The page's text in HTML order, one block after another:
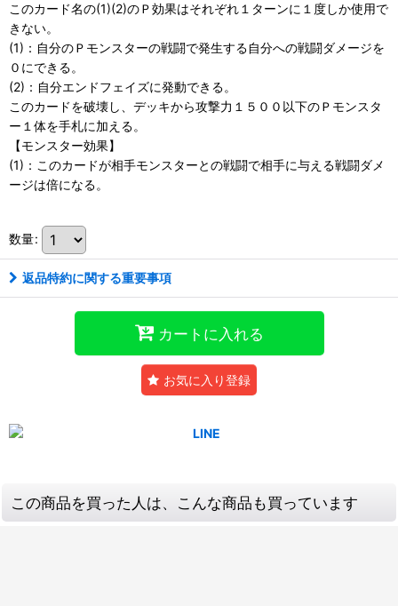
このカード名の(1)(2)のＰ効果はそれぞれ１ターンに１度しか使用で
きない。
(1)：自分のＰモンスターの戦闘で発生する自分への戦闘ダメージを
０にできる。
(2)：自分エンドフェイズに発動できる。
このカードを破壊し、デッキから攻撃力１５００以下のＰモンスタ
ー１体を手札に加える。
【モンスター効果】
(1)：このカードが相手モンスターとの戦闘で相手に与える戦闘ダメ
ージは倍になる。
数量:
返品特約に関する重要事項
カートに入れる
お気に入り登録
この商品を買った人は、こんな商品も買っています